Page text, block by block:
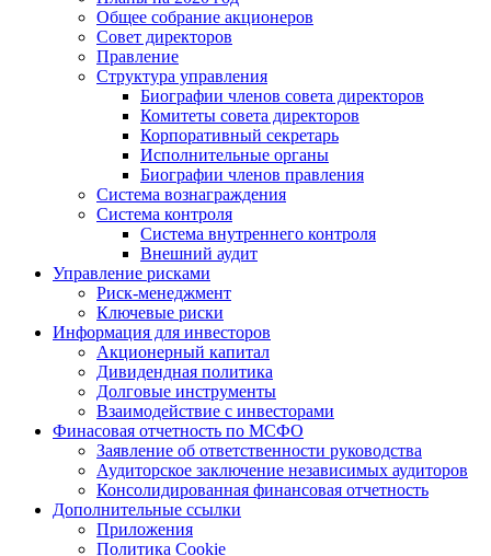
Общее собрание акционеров
Совет директоров
Правление
Структура управления
Биографии членов совета директоров
Комитеты совета директоров
Корпоративный секретарь
Исполнительные органы
Биографии членов правления
Система вознаграждения
Система контроля
Система внутреннего контроля
Внешний аудит
Управление рисками
Риск-менеджмент
Ключевые риски
Информация для инвесторов
Акционерный капитал
Дивидендная политика
Долговые инструменты
Взаимодействие с инвеcторами
Финасовая отчетность по МСФО
Заявление об ответственности руководства
Аудиторское заключение независимых аудиторов
Консолидированная финансовая отчетность
Дополнительные ссылки
Приложения
Политика Cookie